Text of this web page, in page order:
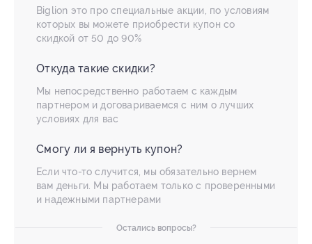
Biglion это про специальные акции, по условиям
которых вы можете приобрести купон со
скидкой от 50 до 90%
Откуда такие скидки?
Мы непосредственно работаем с каждым
партнером и договариваемся с ним о лучших
условиях для вас
Смогу ли я вернуть купон?
Если что-то случится, мы обязательно вернем
вам деньги. Мы работаем только с проверенными
и надежными партнерами
Остались вопросы?